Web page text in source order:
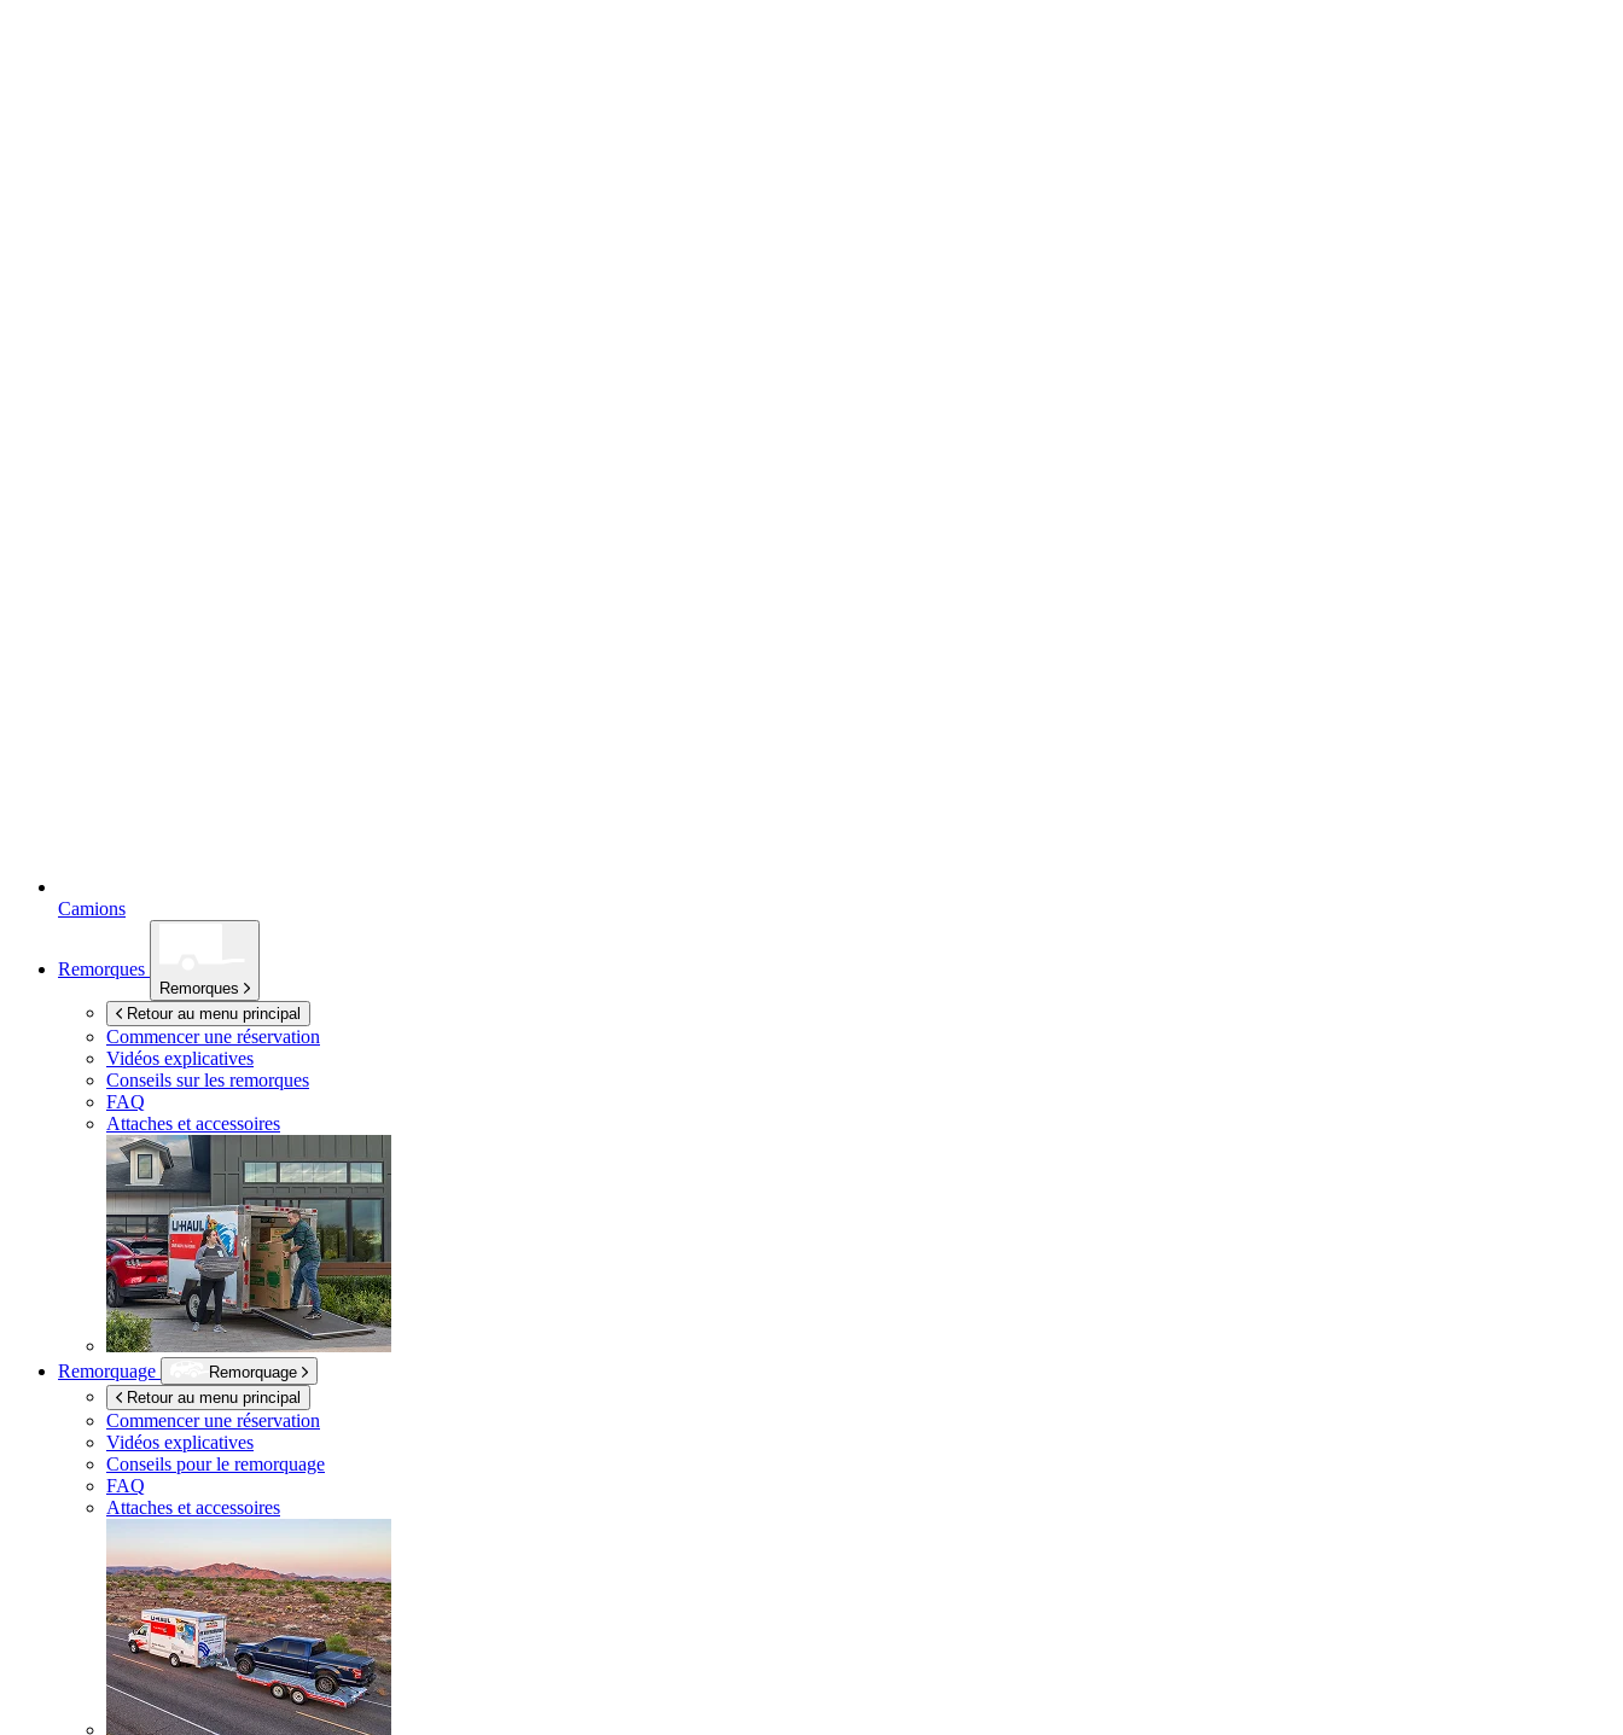
Camions
Remorques
Remorques
Retour au menu principal
Commencer une réservation
Vidéos explicatives
Conseils sur les remorques
FAQ
Attaches et accessoires
Remorquage
Remorquage
Retour au menu principal
Commencer une réservation
Vidéos explicatives
Conseils pour le remorquage
FAQ
Attaches et accessoires